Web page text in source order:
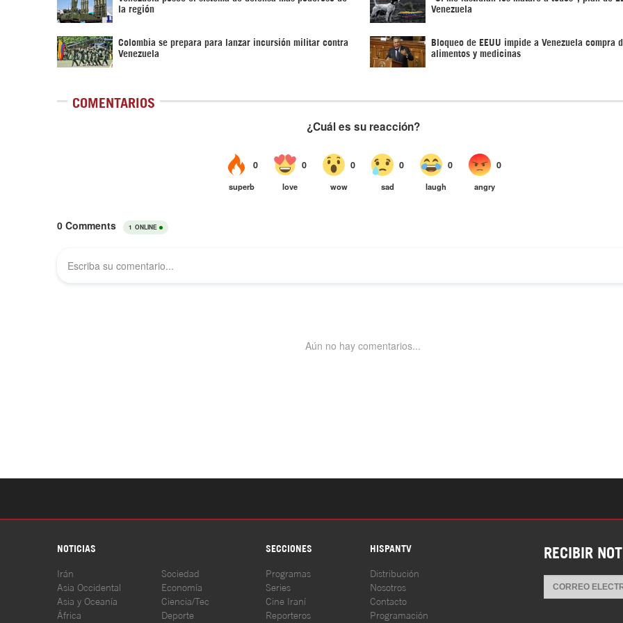
la región Venezuela
Colombia se prepara para lanzar incursión militar contra
Venezuela
Bloqueo de EEUU impide a Venezuela compra
alimentos y medicinas
COMENTARIOS
NOTICIAS SECCIONES HISPANTV
Irán
Asia Occidental
Asia y Oceanía
África
Sociedad
Economía
Ciencia/Tec
Deporte
Programas
Series
Cine Iraní
Reporteros
Distribución
Nosotros
Contacto
Programación
RECIBIR